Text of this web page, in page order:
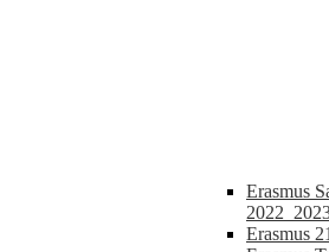
Erasmus
Erasmus